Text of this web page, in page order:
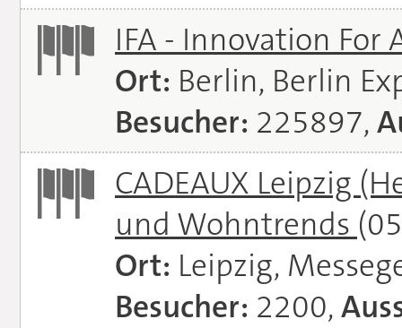
IFA - Innovation For
Ort: Berlin, Berlin
Besucher: 225897,
CADEAUX Leipzig
und Wohntrends
Ort: Leipzig,
Besucher: 2200,